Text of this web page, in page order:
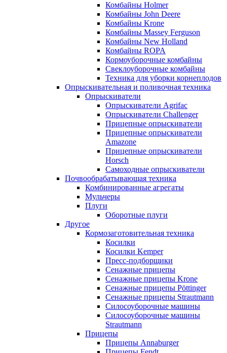
Комбайны Holmer
Комбайны John Deere
Комбайны Krone
Комбайны Massey Ferguson
Комбайны New Holland
Комбайны ROPA
Кормоуборочные комбайны
Свеклоуборочные комбайны
Техника для уборки корнеплодов
Опрыскивательная и поливочная техника
Опрыскиватели
Опрыскиватели Agrifac
Опрыскиватели Challenger
Прицепные опрыскиватели
Прицепные опрыскиватели
Amazone
Прицепные опрыскиватели
Horsch
Самоходные опрыскиватели
Почвообрабатывающая техника
Комбинированные агрегаты
Мульчеры
Плуги
Оборотные плуги
Другое
Кормозаготовительная техника
Косилки
Косилки Kemper
Пресс-подборщики
Сенажные прицепы
Сенажные прицепы Krone
Сенажные прицепы Pöttinger
Сенажные прицепы Strautmann
Силосоуборочные машины
Силосоуборочные машины
Strautmann
Прицепы
Прицепы Annaburger